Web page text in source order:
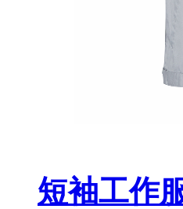
短袖工作